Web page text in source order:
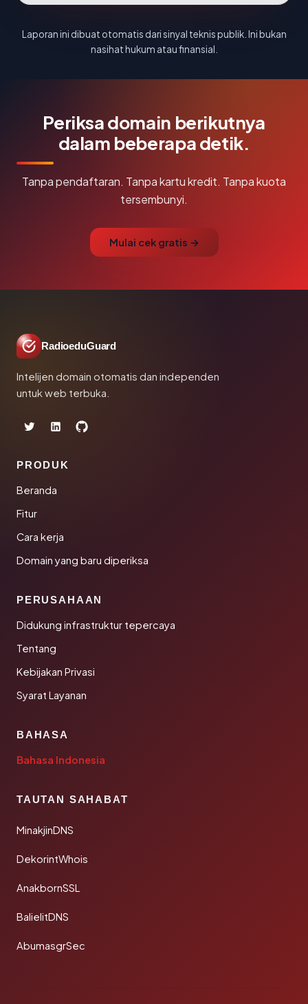
Laporan ini dibuat otomatis dari sinyal teknis publik. Ini bukan
nasihat hukum atau finansial.
Periksa domain berikutnya
dalam beberapa detik.
Tanpa pendaftaran. Tanpa kartu kredit. Tanpa kuota
tersembunyi.
Mulai cek gratis →
RadioeduGuard
Intelijen domain otomatis dan independen
untuk web terbuka.
PRODUK
Beranda
Fitur
Cara kerja
Domain yang baru diperiksa
PERUSAHAAN
Didukung infrastruktur tepercaya
Tentang
Kebijakan Privasi
Syarat Layanan
BAHASA
Bahasa Indonesia
TAUTAN SAHABAT
MinakjinDNS
DekorintWhois
AnakbornSSL
BalielitDNS
AbumasgrSec